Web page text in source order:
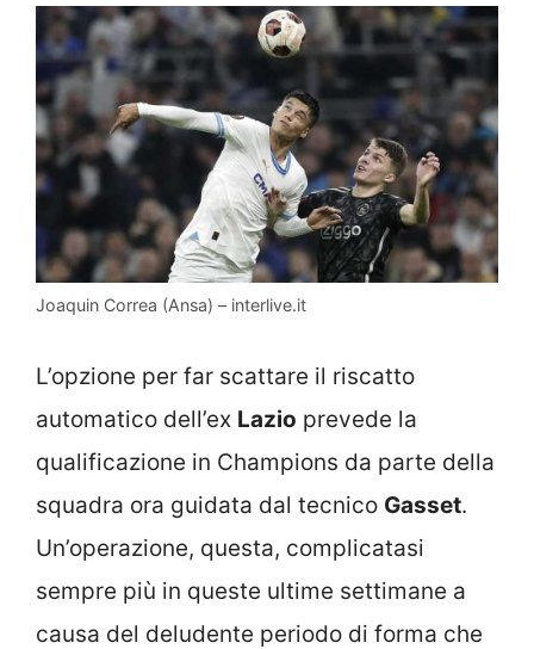
Joaquin Correa (Ansa) – interlive.it
L’opzione per far scattare il riscatto
automatico dell’ex Lazio prevede la
qualificazione in Champions da parte della
squadra ora guidata dal tecnico Gasset.
Un’operazione, questa, complicatasi
sempre più in queste ultime settimane a
causa del deludente periodo di forma che